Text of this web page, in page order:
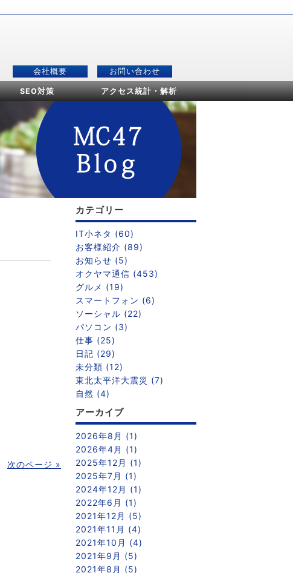
会社概要 お問い合わせ
SEO対策 アクセス統計・解析
次のページ »
カテゴリー
IT小ネタ (60)
お客様紹介 (89)
お知らせ (5)
オクヤマ通信 (453)
グルメ (19)
スマートフォン (6)
ソーシャル (22)
パソコン (3)
仕事 (25)
日記 (29)
未分類 (12)
東北太平洋大震災 (7)
自然 (4)
アーカイブ
2026年8月 (1)
2026年4月 (1)
2025年12月 (1)
2025年7月 (1)
2024年12月 (1)
2022年6月 (1)
2021年12月 (5)
2021年11月 (4)
2021年10月 (4)
2021年9月 (5)
2021年8月 (5)